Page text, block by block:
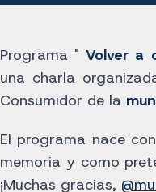
Programa "Volver a
una charla
Consumidor de la
El programa nace
memoria y como
¡Muchas gracias,